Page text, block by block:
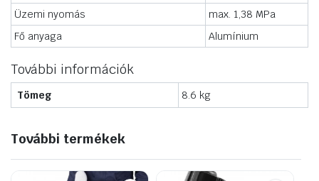
Üzemi nyomás
max. 1,38 MPa
Fő anyaga
Alumínium
További információk
Tömeg 8.6 kg
További termékek